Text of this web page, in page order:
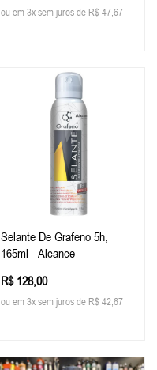
ou em 3x sem juros de R$ 47,67
Selante De Grafeno 5h,
165ml - Alcance
R$ 128,00
ou em 3x sem juros de R$ 42,67